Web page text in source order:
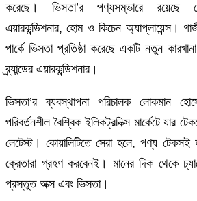
করেছে। ভিসতা’র পণ্যসম্ভারে রয়েছে
এয়ারকন্ডিশনার, হোম ও কিচেন অ্যাপ্লায়েন্স।
পার্কে ভিসতা প্রতিষ্ঠা করেছে একটি নতুন
ব্র্যান্ডের এয়ারকন্ডিশনার।
ভিসতা’র ব্যবস্থাপনা পরিচালক লোকমান
পরিবর্তনশীল বৈশ্বিক ইলিকট্রনিক্স মার্কেটে যার
লেটেস্ট। কোয়ালিটিতে সেরা হলে, পণ্য টেকসই
ক্রেতারা গ্রহণ করবেনই। মানের দিক থেকে
প্রস্তুত অক্স এবং ভিসতা।